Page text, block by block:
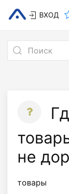
ВХОД
не
товары